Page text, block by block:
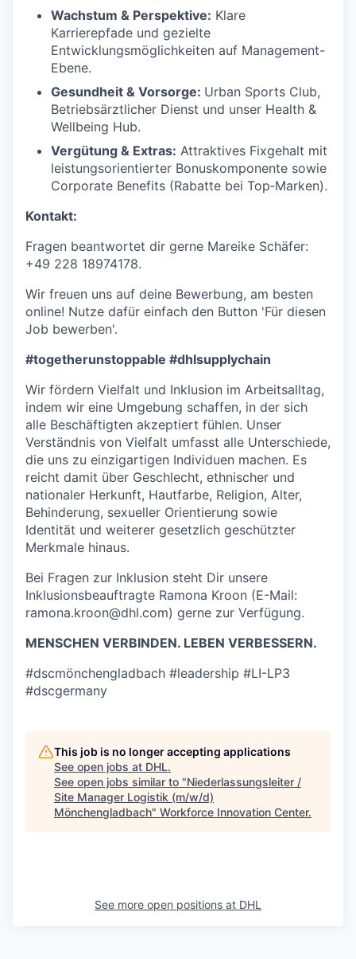
Wachstum & Perspektive: Klare
Karrierepfade und gezielte
Entwicklungsmöglichkeiten auf Management-
Ebene.
Gesundheit & Vorsorge: Urban Sports Club,
Betriebsärztlicher Dienst und unser Health &
Wellbeing Hub.
Vergütung & Extras: Attraktives Fixgehalt mit
leistungsorientierter Bonuskomponente sowie
Corporate Benefits (Rabatte bei Top‑Marken).
Kontakt:
Fragen beantwortet dir gerne Mareike Schäfer:
+49 228 18974178.
Wir freuen uns auf deine Bewerbung, am besten
online! Nutze dafür einfach den Button 'Für diesen
Job bewerben'.
#togetherunstoppable #dhlsupplychain
Wir fördern Vielfalt und Inklusion im Arbeitsalltag,
indem wir eine Umgebung schaffen, in der sich
alle Beschäftigten akzeptiert fühlen. Unser
Verständnis von Vielfalt umfasst alle Unterschiede,
die uns zu einzigartigen Individuen machen. Es
reicht damit über Geschlecht, ethnischer und
nationaler Herkunft, Hautfarbe, Religion, Alter,
Behinderung, sexueller Orientierung sowie
Identität und weiterer gesetzlich geschützter
Merkmale hinaus.
Bei Fragen zur Inklusion steht Dir unsere
Inklusionsbeauftragte Ramona Kroon (E-Mail:
ramona.kroon@dhl.com) gerne zur Verfügung.
MENSCHEN VERBINDEN. LEBEN VERBESSERN.
#dscmönchengladbach #leadership #LI-LP3
#dscgermany
This job is no longer accepting applications
See open jobs at DHL.
See open jobs similar to "Niederlassungsleiter /
Site Manager Logistik (m/w/d)
Mönchengladbach" Workforce Innovation Center.
See more open positions at DHL